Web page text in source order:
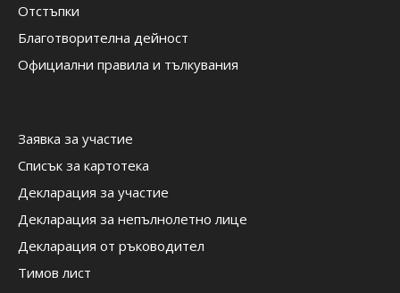
Отстъпки
Благотворителна дейност
Официални правила и тълкувания
Заявка за участие
Списък за картотека
Декларация за участие
Декларация за непълнолетно лице
Декларация от ръководител
Тимов лист